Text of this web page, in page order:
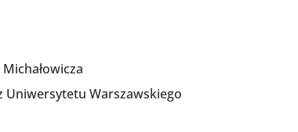
Uniwersytetu Warszawskiego